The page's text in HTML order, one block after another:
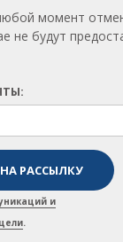
момент
не будут
и
.